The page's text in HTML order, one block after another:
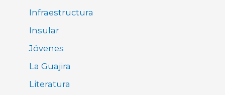
Infraestructura
Insular
Jóvenes
La Guajira
Literatura